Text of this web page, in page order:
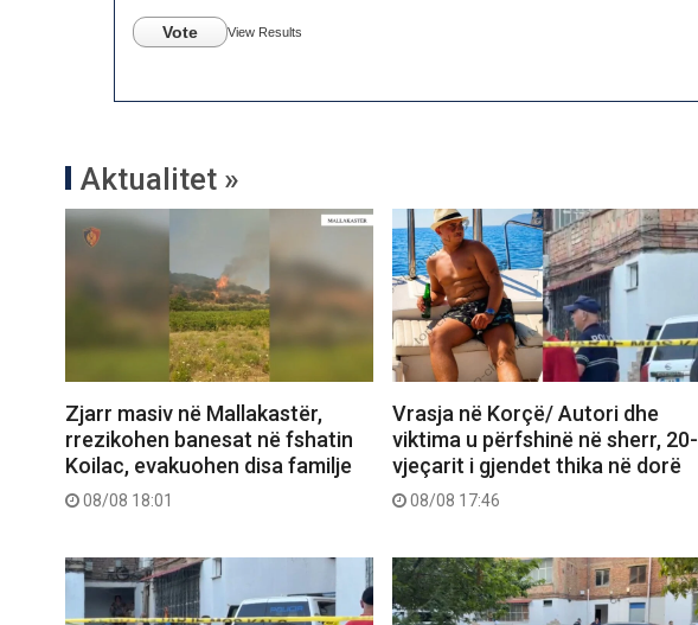
Vote View Results
Aktualitet »
Zjarr masiv në Mallakastër,
rrezikohen banesat në fshatin
Koilac, evakuohen disa familje
08/08 18:01
Vrasja në Korçë/ Autori dhe
viktima u përfshinë në sherr, 20-
vjeçarit i gjendet thika në dorë
08/08 17:46